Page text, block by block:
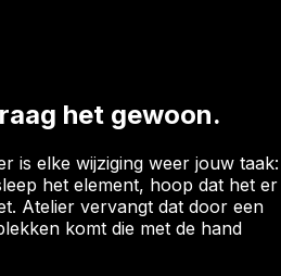
het gewoon.
is elke wijziging weer jouw taak:
het element, hoop dat het er
Atelier vervangt dat door een
komt die met de hand